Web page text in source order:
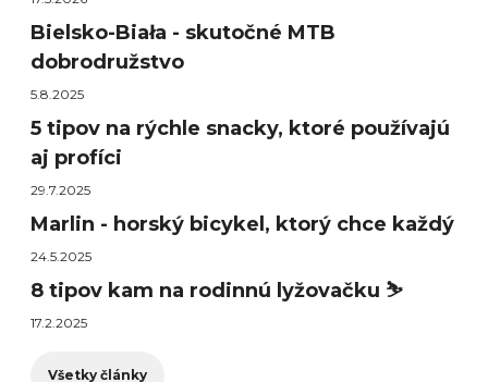
Bielsko-Biała - skutočné MTB
dobrodružstvo
5.8.2025
5 tipov na rýchle snacky, ktoré používajú
aj profíci
29.7.2025
Marlin - horský bicykel, ktorý chce každý
24.5.2025
8 tipov kam na rodinnú lyžovačku ⛷️
17.2.2025
Všetky články